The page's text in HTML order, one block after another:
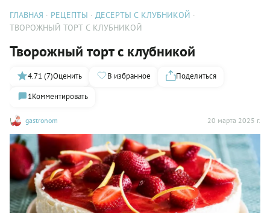
ГЛАВНАЯ РЕЦЕПТЫ
ДЕСЕРТЫ С КЛУБНИКОЙ
ТВОРОЖНЫЙ ТОРТ С КЛУБНИКОЙ
Творожный торт с клубникой
gastronom 20 марта 2025 г.
4.71 (7)Оценить В избранное
Поделиться
1Комментировать